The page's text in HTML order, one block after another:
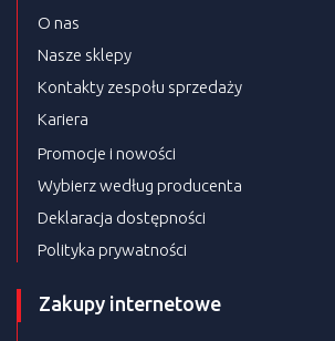
O nas
Nasze sklepy
Kontakty zespołu sprzedaży
Kariera
Promocje i nowości
Wybierz według producenta
Deklaracja dostępności
Polityka prywatności
Zakupy internetowe